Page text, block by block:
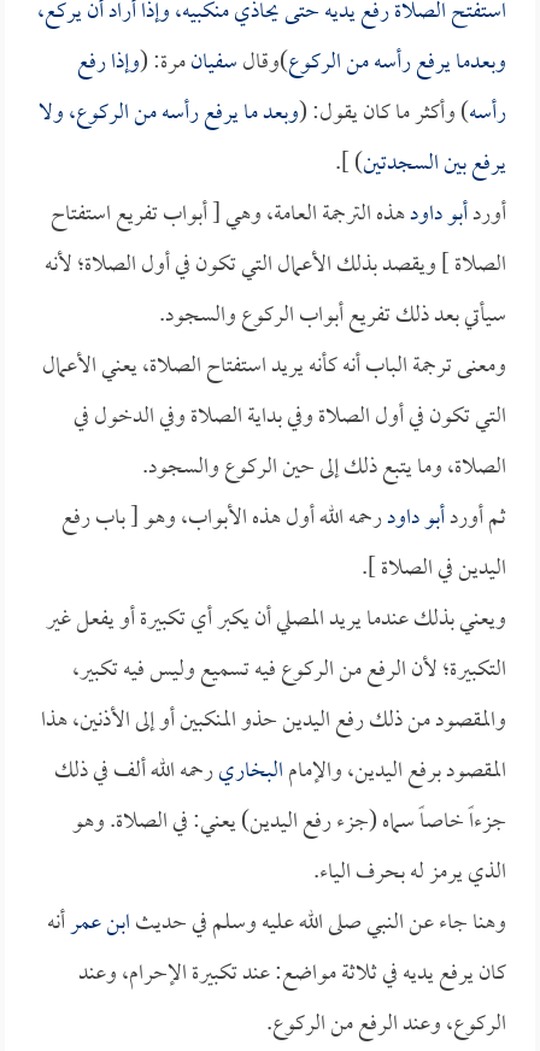
استفتح الصلاة رفع يديه حتى يحاذي منكبيه، وإذا أراد أن يركع،
وبعدما يرفع رأسه من الركوع)وقالسفيانمرة: (وإذا رفع
رأسه) وأكثر ما كان يقول: (وبعد ما يرفع رأسه من الركوع، ولا
يرفع بين السجدتين) ].
أوردأبو داودهذه الترجمة العامة، وهي [ أبواب تفريع استفتاح
الصلاة ] ويقصد بذلك الأعمال التي تكون في أول الصلاة؛ لأنه
سيأتي بعد ذلك تفريع أبواب الركوع والسجود.
ومعنى ترجمة الباب أنه كأنه يريد استفتاح الصلاة، يعني الأعمال
التي تكون في أول الصلاة وفي بداية الصلاة وفي الدخول في
الصلاة، وما يتبع ذلك إلى حين الركوع والسجود.
ثم أوردأبو داودرحمه الله أول هذه الأبواب، وهو [ باب رفع
اليدين في الصلاة ].
ويعني بذلك عندما يريد المصلي أن يكبر أي تكبيرة أو يفعل غير
التكبيرة؛ لأن الرفع من الركوع فيه تسميع وليس فيه تكبير،
والمقصود من ذلك رفع اليدين حذو المنكبين أو إلى الأذنين، هذا
المقصود برفع اليدين، والإمامالبخاريرحمه الله ألف في ذلك
جزءاً خاصاً سماه (جزء رفع اليدين) يعني: في الصلاة. وهو
الذي يرمز له بحرف الياء.
وهنا جاء عن النبي صلى الله عليه وسلم في حديثابن عمرأنه
كان يرفع يديه في ثلاثة مواضع: عند تكبيرة الإحرام، وعند
الركوع، وعند الرفع من الركوع.